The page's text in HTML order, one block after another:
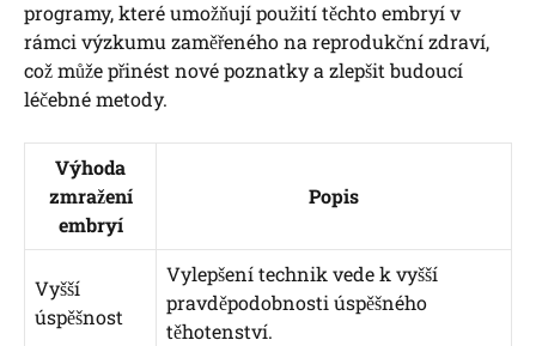
programy, které umožňují použití těchto embryí v
rámci výzkumu zaměřeného na reprodukční zdraví,
což může přinést nové poznatky a zlepšit budoucí
léčebné metody.
Výhoda
zmražení
embryí
Popis
Vyšší
úspěšnost
Vylepšení technik vede k vyšší
pravděpodobnosti úspěšného
těhotenství.